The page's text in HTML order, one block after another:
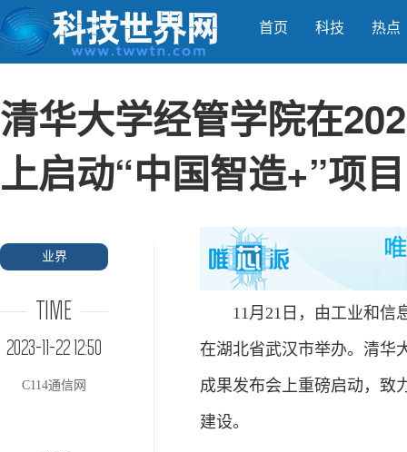
首页 科技 热点
清华大学经管学院在
上启动“中国智造+”项目
业界
TIME
2023-11-22 12:50
C114通信网
11月21日，由工业和信息
在湖北省武汉市举办。清华
成果发布会上重磅启动，致
建设。